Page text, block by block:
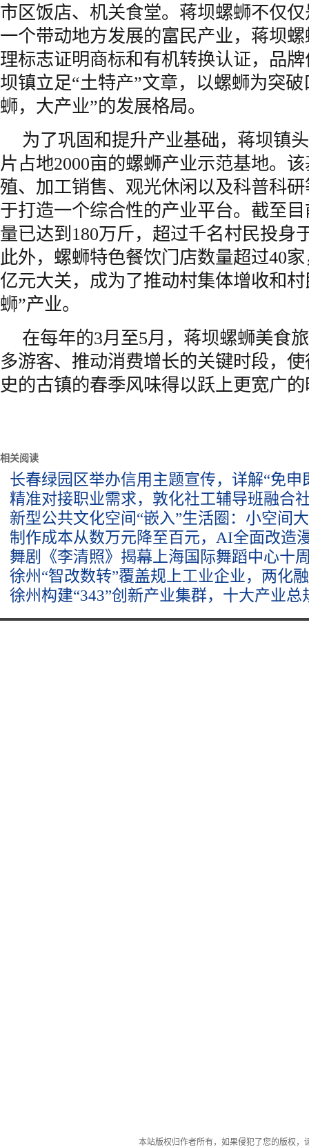
市区饭店、机关食堂。蒋坝螺蛳不仅
一个带动地方发展的富民产业，蒋坝
理标志证明商标和有机转换认证，品
坝镇立足“土特产”文章，以螺蛳为突
蛳，大产业”的发展格局。
为了巩固和提升产业基础，蒋坝镇
片占地2000亩的螺蛳产业示范基地。
殖、加工销售、观光休闲以及科普科
于打造一个综合性的产业平台。截至
量已达到180万斤，超过千名村民投身
此外，螺蛳特色餐饮门店数量超过40
亿元大关，成为了推动村集体增收和
蛳”产业。
在每年的3月至5月，蒋坝螺蛳美食
多游客、推动消费增长的关键时段，
史的古镇的春季风味得以跃上更宽广
相关阅读
长春绿园区举办信用主题宣传，详解“免申
精准对接职业需求，敦化社工辅导班融合
新型公共文化空间“嵌入”生活圈：小空间
制作成本从数万元降至百元，AI全面改造
舞剧《李清照》揭幕上海国际舞蹈中心十
徐州“智改数转”覆盖规上工业企业，两化
徐州构建“343”创新产业集群，十大产业总
本站版权归作者所有，如果侵犯了您的版权